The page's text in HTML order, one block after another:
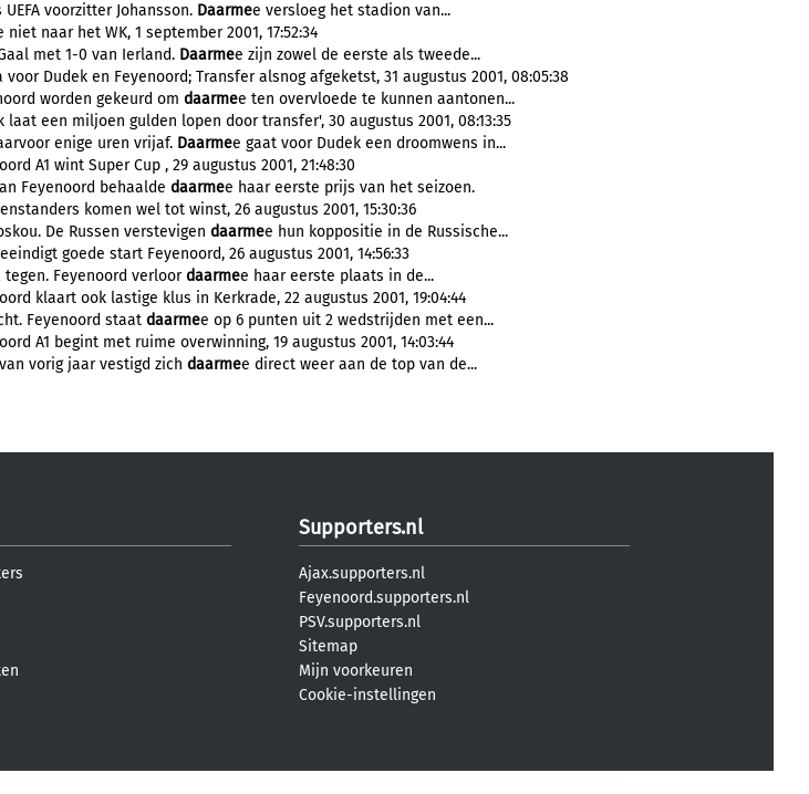
voorzitter Johansson. Daarmee versloeg het stadion van...
niet naar het WK, 1 september 2001, 17:52:34
met 1-0 van Ierland. Daarmee zijn zowel de eerste als tweede...
voor Dudek en Feyenoord; Transfer alsnog afgeketst, 31 augustus 2001, 08:05:38
worden gekeurd om daarmee ten overvloede te kunnen aantonen...
laat een miljoen gulden lopen door transfer', 30 augustus 2001, 08:13:35
enige uren vrijaf. Daarmee gaat voor Dudek een droomwens in...
A1 wint Super Cup , 29 augustus 2001, 21:48:30
Feyenoord behaalde daarmee haar eerste prijs van het seizoen.
komen wel tot winst, 26 augustus 2001, 15:30:36
De Russen verstevigen daarmee hun koppositie in de Russische...
goede start Feyenoord, 26 augustus 2001, 14:56:33
tegen. Feyenoord verloordaarmee haar eerste plaats in de...
klaart ook lastige klus in Kerkrade, 22 augustus 2001, 19:04:44
Feyenoord staat daarmee op 6 punten uit 2 wedstrijden met een...
A1 begint met ruime overwinning, 19 augustus 2001, 14:03:44
vorig jaar vestigd zich daarmee direct weer aan de top van de...
Supporters.nl
Ajax.supporters.nl
Feyenoord.supporters.nl
PSV.supporters.nl
Sitemap
Mijn voorkeuren
Cookie-instellingen